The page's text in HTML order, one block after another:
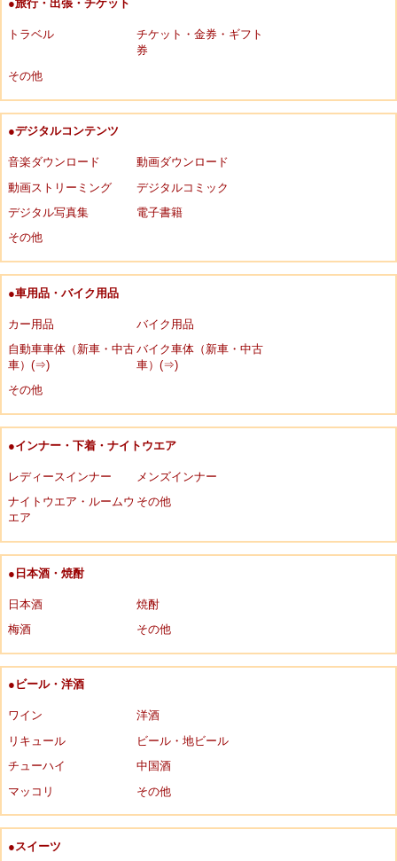
●旅行・出張・チケット
トラベル
チケット・金券・ギフト
券
その他
●デジタルコンテンツ
音楽ダウンロード
動画ダウンロード
動画ストリーミング
デジタルコミック
デジタル写真集
電子書籍
その他
●車用品・バイク用品
カー用品
バイク用品
自動車車体（新車・中古
車）(⇒)
バイク車体（新車・中古
車）(⇒)
その他
●インナー・下着・ナイトウエア
レディースインナー
メンズインナー
ナイトウエア・ルームウ
エア
その他
●日本酒・焼酎
日本酒
焼酎
梅酒
その他
●ビール・洋酒
ワイン
洋酒
リキュール
ビール・地ビール
チューハイ
中国酒
マッコリ
その他
●スイーツ